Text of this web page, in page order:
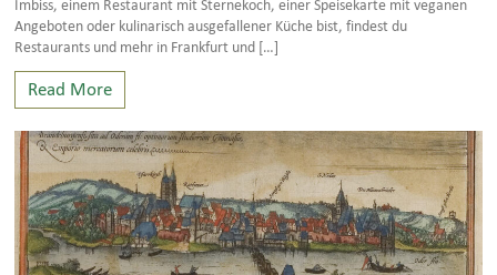
Angeboten oder kulinarisch ausgefallener Küche bist, findest du
Restaurants und mehr in Frankfurt und […]
Read More